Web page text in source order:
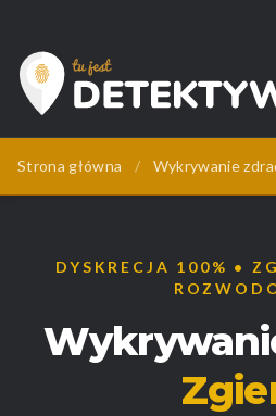
Tu Jest Detektyw
Strona główna / Wykrywanie
DYSKRECJA 100% •